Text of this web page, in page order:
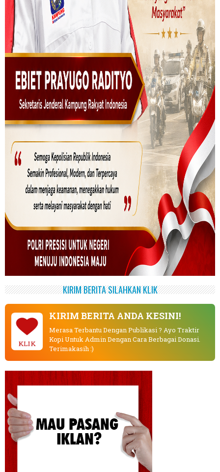
KIRIM BERITA SILAHKAN KLIK
KLIK
KIRIM BERITA ANDA KESINI!
Merasa Terbantu Dengan Publikasi ? Ayo Traktir
Kopi Untuk Admin Dengan Cara Berbagai Donasi.
Terimakasih :)